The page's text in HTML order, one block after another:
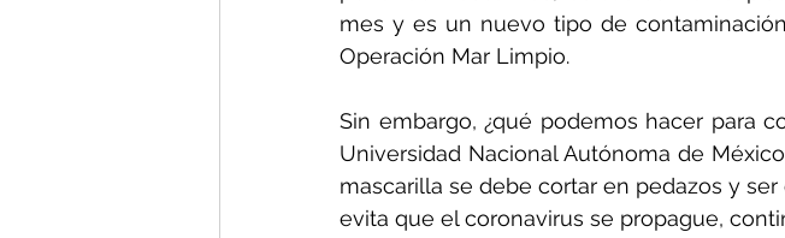
mes y es un nuevo tipo de
Operación Mar Limpio.
Sin embargo, ¿qué podemos hacer para
Universidad Nacional Autónoma de
mascarilla se debe cortar en pedazos y
evita que el coronavirus se propague,